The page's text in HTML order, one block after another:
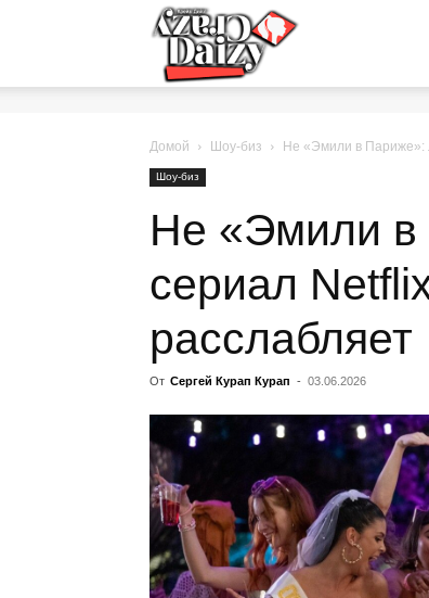
сумашедшие
новости
всем
Домой Шоу-биз Не «Эмили в Париже»:
Шоу-биз
Не «Эмили в
сериал
расслабляет
От Сергей Курап Курап - 03.06.2026